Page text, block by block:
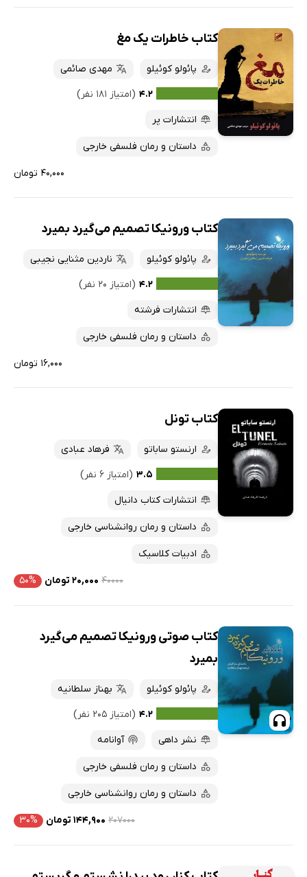
کتاب خاطرات یک مغ
پائولو کوئیلو
مهدی صائمی
۴.۲ (امتیاز ۱۸۱ نفر)
انتشارات پر
داستان و رمان فلسفی خارجی
۴۰,۰۰۰ تومان
کتاب ورونیکا تصمیم می‌گیرد بمیرد
پائولو کوئیلو
ناردین مثنایی نجیبی
۴.۲ (امتیاز ۲۰ نفر)
انتشارات فرشته
داستان و رمان فلسفی خارجی
۱۶,۰۰۰ تومان
کتاب تونل
ارنستو ساباتو
فرهاد عبادی
۳.۵ (امتیاز ۶ نفر)
انتشارات کتاب دانیال
داستان و رمان روانشناسی خارجی
ادبیات کلاسیک
۴۰۰۰۰ ۲۰,۰۰۰ تومان ۵۰%
کتاب صوتی ورونیکا تصمیم می‌گیرد
بمیرد
پائولو کوئیلو
بهناز سلطانیه
۴.۲ (امتیاز ۲۰۵ نفر)
نشر داهی
آوانامه
داستان و رمان فلسفی خارجی
داستان و رمان روانشناسی خارجی
۲۰۷۰۰۰ ۱۴۴,۹۰۰ تومان ۳۰%